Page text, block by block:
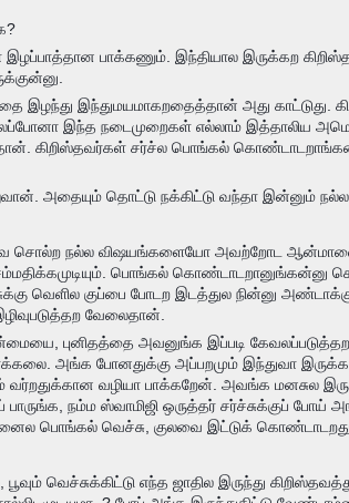
பாக்கணும். இந்தியால இருக்கற
இந்துமயமாகறதைத்தான் அது காட்டுது.
இந்த நடைமுறைகள் எல்லாம் இத்தாலிய
கிறிஸ்தவர்கள் சர்ச்ல பொங்கல்
அதையும் தொட்டு நக்கிட்டு வந்தா இன்னும்
சொல்ற நல்ல விஷயங்களையோ அவற்றோட
பொங்கல் கொண்டாடறானுங்கன்னு
வெளில குப்பை போடற இடத்துல நின்னு
வேலைதான்.
புனிதத்தை அவனுங்க இப்படி
அங்க போனதுக்கு அப்பறமும் இந்துவா இருக்க
வர்றதுக்கான வழியா பாக்கறேன். அவங்க மனசுல
நம்ம ஸ்வாமிஜி ஒருத்தர் சர்ச்சுக்குப் போய்
பொங்கல் வெச்சு, குலவை இட்டுக்
பூவும் வெச்சுக்கிட்டு எந்த ஜாதில இருந்து